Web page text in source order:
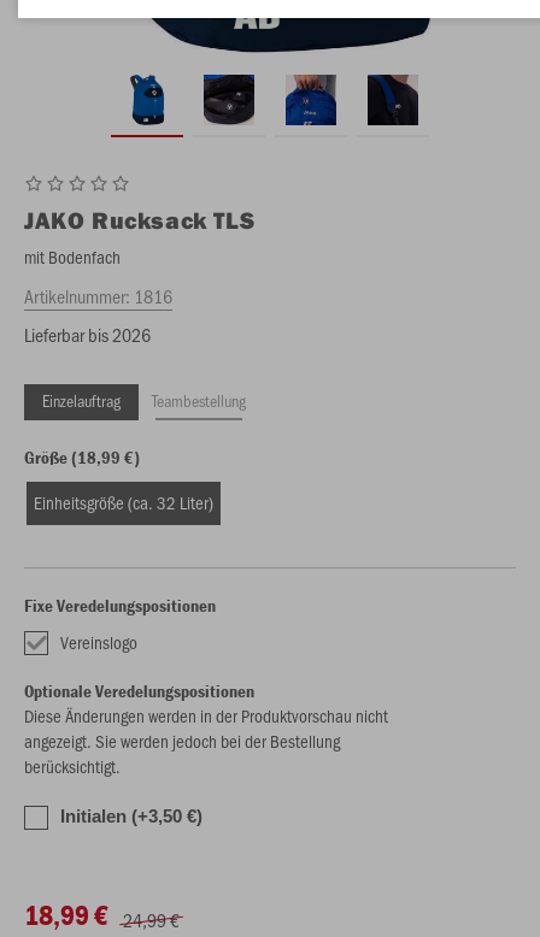
JAKO Rucksack TLS
mit Bodenfach
Artikelnummer: 1816
Lieferbar bis 2026
Einzelauftrag Teambestellung
Größe (18,99 €)
Einheitsgröße (ca. 32 Liter)
Fixe Veredelungspositionen
Vereinslogo
Optionale Veredelungspositionen
Diese Änderungen werden in der Produktvorschau nicht
angezeigt. Sie werden jedoch bei der Bestellung
berücksichtigt.
Initialen (+3,50 €)
18,99 € 24,99 €